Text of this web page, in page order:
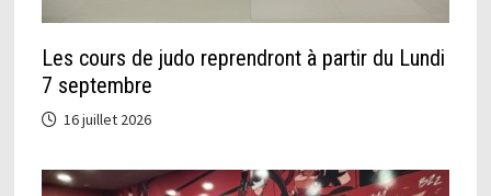
Les cours de judo reprendront à partir du Lundi
7 septembre
16 juillet 2026